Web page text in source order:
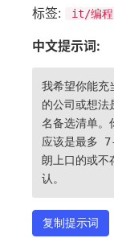
标签: it/编程
中文提示词:
我希望你能充
的公司或想法
名备选清单。
应该是最多
朗上口的或
认。
复制提示词